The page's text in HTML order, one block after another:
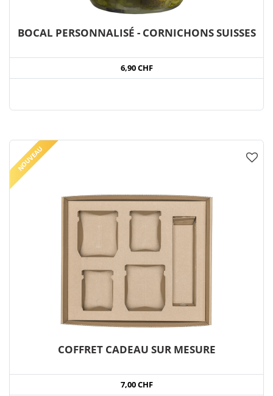
BOCAL PERSONNALISÉ - CORNICHONS SUISSES
6,90 CHF
NOUVEAU
COFFRET CADEAU SUR MESURE
7,00 CHF